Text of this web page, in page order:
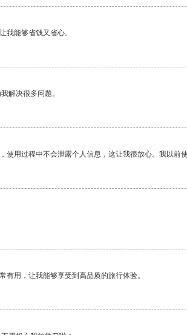
我能够省钱又省心。
解决很多问题。
使用过程中不会泄露个人信息，这让我很放心。我以前
有用，让我能够享受到高品质的旅行体验。